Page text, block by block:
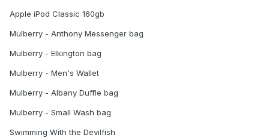
Apple iPod Classic 160gb
Mulberry - Anthony Messenger bag
Mulberry - Elkington bag
Mulberry - Men's Wallet
Mulberry - Albany Duffle bag
Mulberry - Small Wash bag
Swimming With the Devilfish